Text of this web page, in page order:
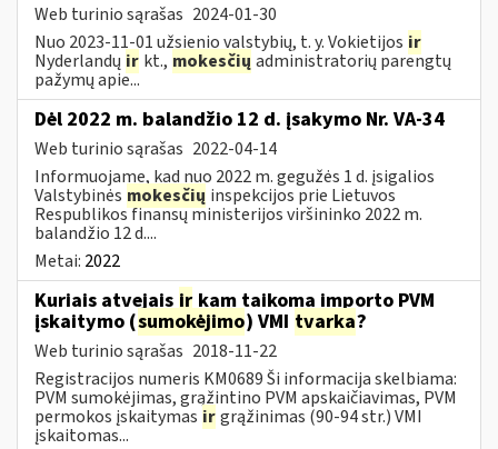
Web turinio sąrašas 2024-01-30
Nuo 2023-11-01 užsienio valstybių, t. y. Vokietijos ir
Nyderlandų ir kt., mokesčių administratorių parengtų
pažymų apie...
Dėl 2022 m. balandžio 12 d. įsakymo Nr. VA-34
Web turinio sąrašas 2022-04-14
Informuojame, kad nuo 2022 m. gegužės 1 d. įsigalios
Valstybinės mokesčių inspekcijos prie Lietuvos
Respublikos finansų ministerijos viršininko 2022 m.
balandžio 12 d....
Metai: 2022
Kuriais atvejais ir kam taikoma importo PVM
įskaitymo (sumokėjimo) VMI tvarka?
Web turinio sąrašas 2018-11-22
Registracijos numeris KM0689 Ši informacija skelbiama:
PVM sumokėjimas, grąžintino PVM apskaičiavimas, PVM
permokos įskaitymas irgrąžinimas (90-94 str.) VMI
įskaitomas...